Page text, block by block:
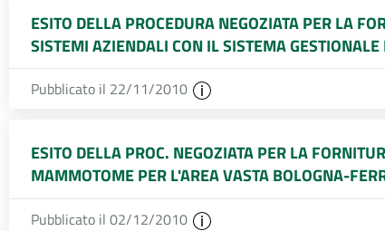
ESITO DELLA PROCEDURA NEGOZIATA PER LA
SISTEMI AZIENDALI CON IL SISTEMA
Pubblicato il 22/11/2010
ESITO DELLA PROC. NEGOZIATA PER LA
MAMMOTOME PER L'AREA VASTA BOLOGNA-
Pubblicato il 02/12/2010